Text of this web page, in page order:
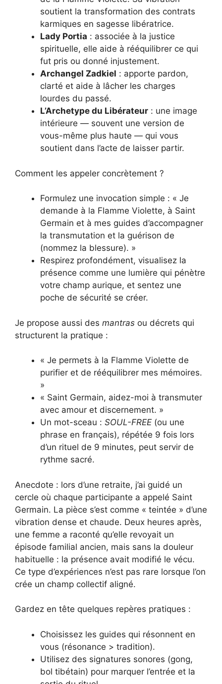
soutient la transformation des contrats
karmiques en sagesse libératrice.
Lady Portia : associée à la justice
spirituelle, elle aide à rééquilibrer ce qui
fut pris ou donné injustement.
Archangel Zadkiel : apporte pardon,
clarté et aide à lâcher les charges
lourdes du passé.
L’Archetype du Libérateur : une image
intérieure — souvent une version de
vous-même plus haute — qui vous
soutient dans l’acte de laisser partir.
Comment les appeler concrètement ?
Formulez une invocation simple : « Je
demande à la Flamme Violette, à Saint
Germain et à mes guides d’accompagner
la transmutation et la guérison de
(nommez la blessure). »
Respirez profondément, visualisez la
présence comme une lumière qui pénètre
votre champ aurique, et sentez une
poche de sécurité se créer.
Je propose aussi des mantras ou décrets qui
structurent la pratique :
« Je permets à la Flamme Violette de
purifier et de rééquilibrer mes mémoires.
»
« Saint Germain, aidez-moi à transmuter
avec amour et discernement. »
Un mot-sceau : SOUL-FREE (ou une
phrase en français), répétée 9 fois lors
d’un rituel de 9 minutes, peut servir de
rythme sacré.
Anecdote : lors d’une retraite, j’ai guidé un
cercle où chaque participante a appelé Saint
Germain. La pièce s’est comme « teintée » d’une
vibration dense et chaude. Deux heures après,
une femme a raconté qu’elle revoyait un
épisode familial ancien, mais sans la douleur
habituelle : la présence avait modifié le vécu.
Ce type d’expériences n’est pas rare lorsque l’on
crée un champ collectif aligné.
Gardez en tête quelques repères pratiques :
Choisissez les guides qui résonnent en
vous (résonance > tradition).
Utilisez des signatures sonores (gong,
bol tibétain) pour marquer l’entrée et la